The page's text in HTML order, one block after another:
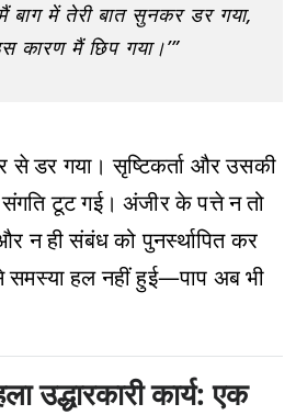
बाग में तेरी बात सुनकर डर गया,
कारण मैं छिप गया।’”
से डर गया। सृष्टिकर्ता और उसकी
टूट गई। अंजीर के पत्ते न तो
न ही संबंध को पुनर्स्थापित कर
हल नहीं हुई—पाप अब भी
उद्धारकारी कार्य: एक